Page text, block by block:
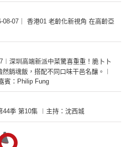
08-07｜ 香港01 老齡化新視角 在高齡亞
深圳高端新派中菜驚喜重重！脆卜卜
銷魂飯，搭配不同口味干邑名釀。︱
賓：Philip Fung
44季 第10集 ︱主持：沈西城